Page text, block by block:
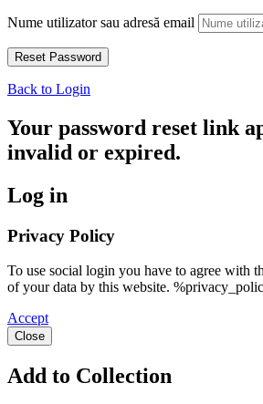
Nume utilizator sau adresă email
Back to Login
Your password reset link
invalid or expired.
Log in
Privacy Policy
To use social login you have to agree with
of your data by this website.
Accept
Close
Add to Collection